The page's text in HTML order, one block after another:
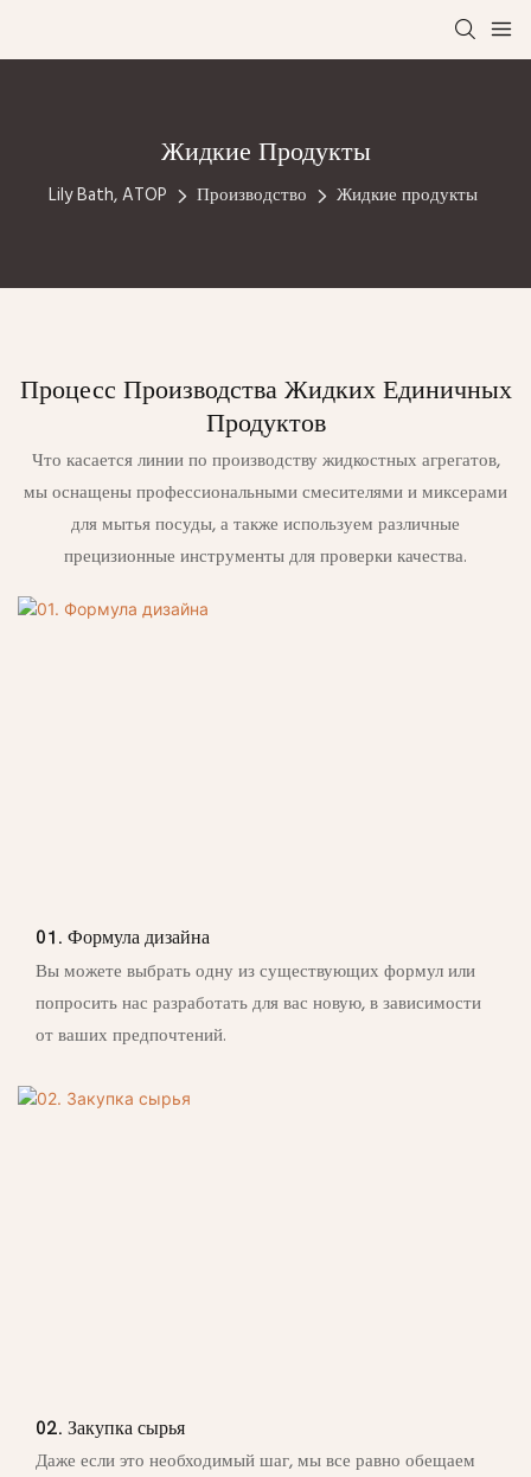
Жидкие Продукты
Lily Bath, ATOP Производство Жидкие продукты
Процесс Производства Жидких Единичных
Продуктов
Что касается линии по производству жидкостных агрегатов,
мы оснащены профессиональными смесителями и миксерами
для мытья посуды, а также используем различные
прецизионные инструменты для проверки качества.
01. Формула дизайна
Вы можете выбрать одну из существующих формул или
попросить нас разработать для вас новую, в зависимости
от ваших предпочтений.
02. Закупка сырья
Даже если это необходимый шаг, мы все равно обещаем